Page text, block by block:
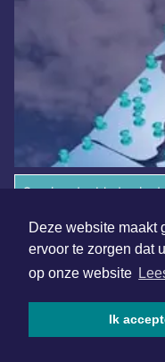
Deze website maakt
ervoor te zorgen dat
op onze website
Ik
Overige dagbladen in
Algemene voorwaarden
Disclaimer